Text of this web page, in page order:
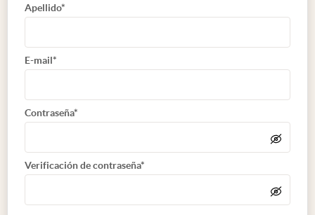
Apellido*
E-mail*
Contraseña*
Verificación de contraseña*